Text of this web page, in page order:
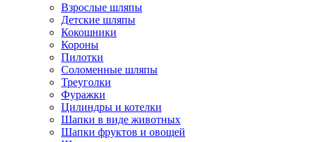
Взрослые шляпы
Детские шляпы
Кокошники
Короны
Пилотки
Соломенные шляпы
Треуголки
Фуражки
Цилиндры и котелки
Шапки в виде животных
Шапки фруктов и овощей